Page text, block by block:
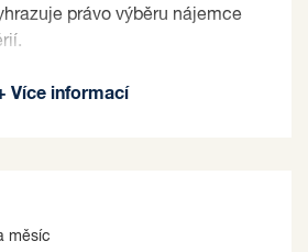
právo výběru nájemce
kritérií.
Více informací
měsíc